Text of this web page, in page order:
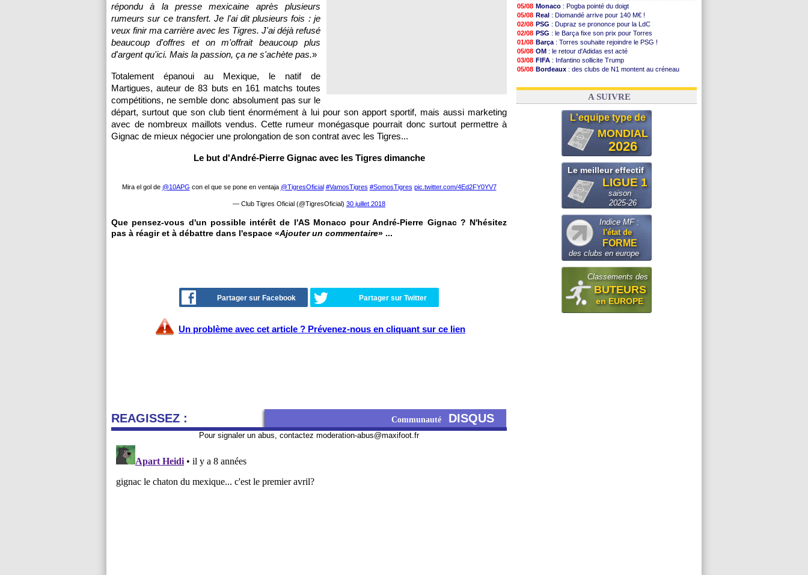
répondu à la presse mexicaine après plusieurs
rumeurs sur ce transfert. Je l'ai dit plusieurs fois : je
veux finir ma carrière avec les Tigres. J'ai déjà refusé
beaucoup d'offres et on m'offrait beaucoup plus
d'argent qu'ici. Mais la passion, ça ne s'achète pas.»
Totalement épanoui au Mexique, le natif de
Martigues, auteur de 83 buts en 161 matchs toutes
compétitions, ne semble donc absolument pas sur le
départ, surtout que son club tient énormément à lui pour son apport sportif, mais aussi marketing
avec de nombreux maillots vendus. Cette rumeur monégasque pourrait donc surtout permettre à
Gignac de mieux négocier une prolongation de son contrat avec les Tigres...
Le but d'André-Pierre Gignac avec les Tigres dimanche
Mira el gol de @10APG con el que se pone en ventaja @TigresOficial #VamosTigres #SomosTigres pic.twitter.com/4Ed2FY0YV7
— Club Tigres Oficial (@TigresOficial) 30 juillet 2018
Que pensez-vous d'un possible intérêt de l'AS Monaco pour André-Pierre Gignac ? N'hésitez
pas à réagir et à débattre dans l'espace «Ajouter un commentaire» ...
Partager sur Facebook Partager sur Twitter
Un problème avec cet article ? Prévenez-nous en cliquant sur ce lien
REAGISSEZ : Communauté DISQUS
Pour signaler un abus, contactez moderation-abus@maxifoot.fr
05/08 Monaco : Pogba pointé du doigt
05/08 Real : Diomandé arrive pour 140 M€ !
02/08 PSG : Dupraz se prononce pour la LdC
02/08 PSG : le Barça fixe son prix pour Torres
01/08 Barça : Torres souhaite rejoindre le PSG !
05/08 OM : le retour d'Adidas est acté
03/08 FIFA : Infantino sollicite Trump
05/08 Bordeaux : des clubs de N1 montent au créneau
03/08 Real: le démenti de Leipzig pour Diomandé
A SUIVRE
L'equipe type de
MONDIAL
2026
Le meilleur effectif
LIGUE 1
saison
2025-26
Indice MF :
l'état de
FORME
des clubs en europe
Classements des
BUTEURS
en EUROPE